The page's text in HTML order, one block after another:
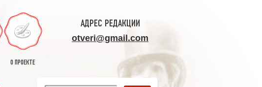
О ПРОЕКТЕ
АДРЕС РЕДАКЦИИ
otveri@gmail.com